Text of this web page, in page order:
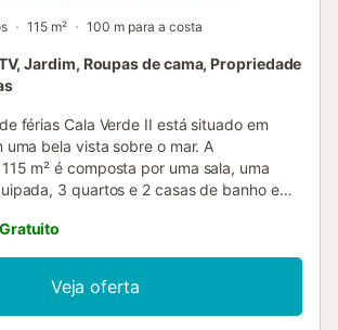
115 m² 100 m para a costa
Jardim, Roupas de cama, Propriedade
férias Cala Verde II está situado em
uma bela vista sobre o mar. A
m² é composta por uma sala, uma
3 quartos e 2 casas de banho e
Wi-Fi de alta velocidade, uma
roupa, bem como uma TV. Está também
para bebés. O apartamento de férias
privados (abertos e cobertos) onde se
Os hóspedes também têm acesso a
Veja oferta